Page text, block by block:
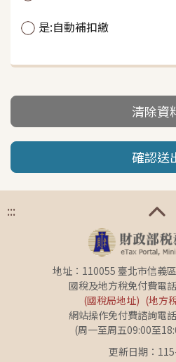
是:自動補扣繳
清除資
確認送
:::
地址：110055 臺北市信義
國稅及地方稅免付費電
(國稅局地址) (地方
網站操作免付費諮詢電
(周一至周五09:00至
更新日期：